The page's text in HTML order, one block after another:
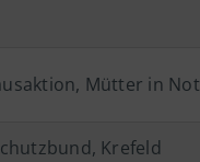
Mütter in Not
Krefeld